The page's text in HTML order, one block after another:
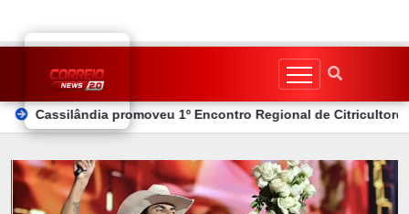
content
1º Encontro Regional de Citricultores e fortalece o